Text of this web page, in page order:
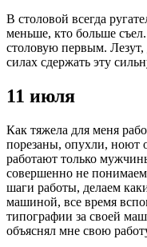
В столовой всегда
меньше, кто больше
столовую первым.
силах сдержать эту
11 июля
Как тяжела для меня
порезаны, опухли, ноют
работают только
совершенно не
шаги работы, делаем
машиной, все время
типографии за своей
объяснял мне свою